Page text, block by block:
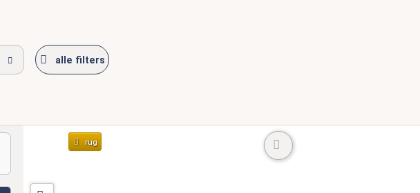
alle filters
rug